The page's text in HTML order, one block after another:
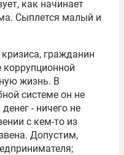
как начинает
Сыплется малый и
гражданин
жизнь. В
системе он не
- ничего не
с кем-то из
Допустим,